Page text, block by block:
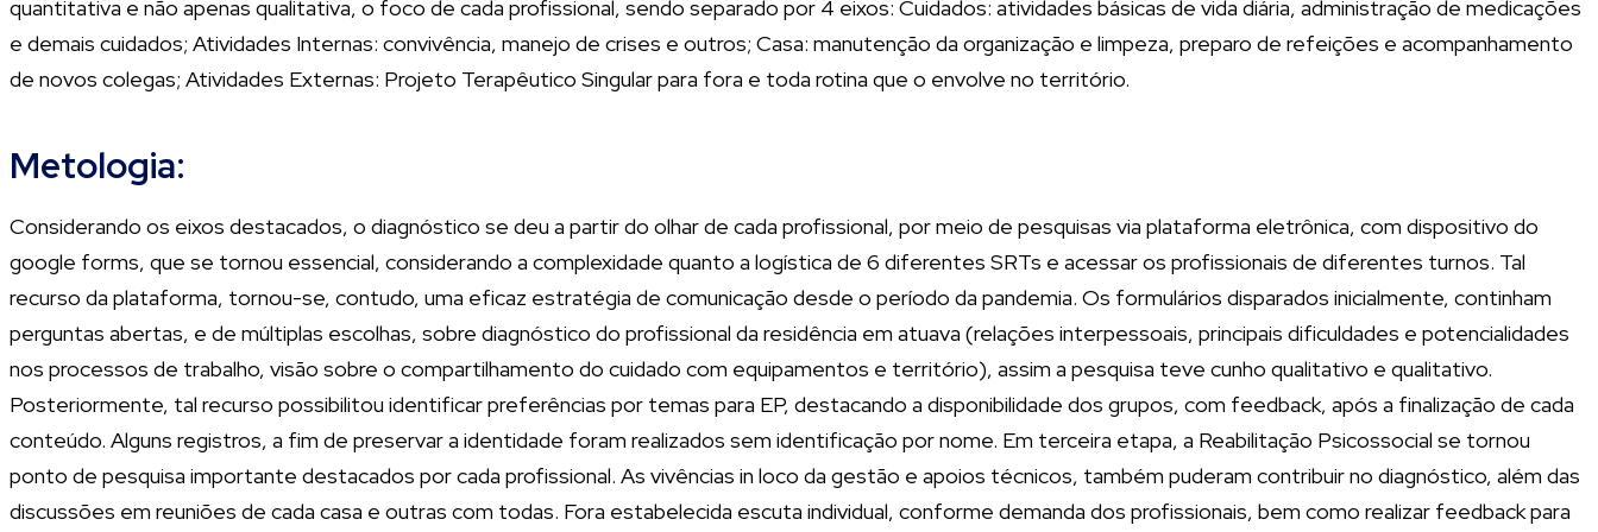
quantitativa e não apenas qualitativa, o foco de cada profissional, sendo separado por 4 eixos: Cuidados: atividades básicas de vida diária, administração de medicações
e demais cuidados; Atividades Internas: convivência, manejo de crises e outros; Casa: manutenção da organização e limpeza, preparo de refeições e acompanhamento
de novos colegas; Atividades Externas: Projeto Terapêutico Singular para fora e toda rotina que o envolve no território.
Metologia:
Considerando os eixos destacados, o diagnóstico se deu a partir do olhar de cada profissional, por meio de pesquisas via plataforma eletrônica, com dispositivo do
google forms, que se tornou essencial, considerando a complexidade quanto a logística de 6 diferentes SRTs e acessar os profissionais de diferentes turnos. Tal
recurso da plataforma, tornou-se, contudo, uma eficaz estratégia de comunicação desde o período da pandemia. Os formulários disparados inicialmente, continham
perguntas abertas, e de múltiplas escolhas, sobre diagnóstico do profissional da residência em atuava (relações interpessoais, principais dificuldades e potencialidades
nos processos de trabalho, visão sobre o compartilhamento do cuidado com equipamentos e território), assim a pesquisa teve cunho qualitativo e qualitativo.
Posteriormente, tal recurso possibilitou identificar preferências por temas para EP, destacando a disponibilidade dos grupos, com feedback, após a finalização de cada
conteúdo. Alguns registros, a fim de preservar a identidade foram realizados sem identificação por nome. Em terceira etapa, a Reabilitação Psicossocial se tornou
ponto de pesquisa importante destacados por cada profissional. As vivências in loco da gestão e apoios técnicos, também puderam contribuir no diagnóstico, além das
discussões em reuniões de cada casa e outras com todas. Fora estabelecida escuta individual, conforme demanda dos profissionais, bem como realizar feedback para